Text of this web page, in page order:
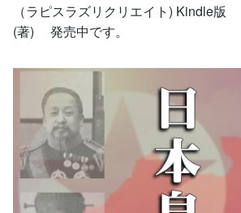
（ラピスラズリクリエイト) Kindle
(著) 発売中です。